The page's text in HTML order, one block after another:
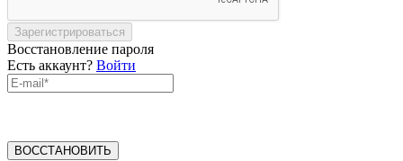
Зарегистрироваться
Восстановление пароля
Есть аккаунт? Войти
ВОССТАНОВИТЬ